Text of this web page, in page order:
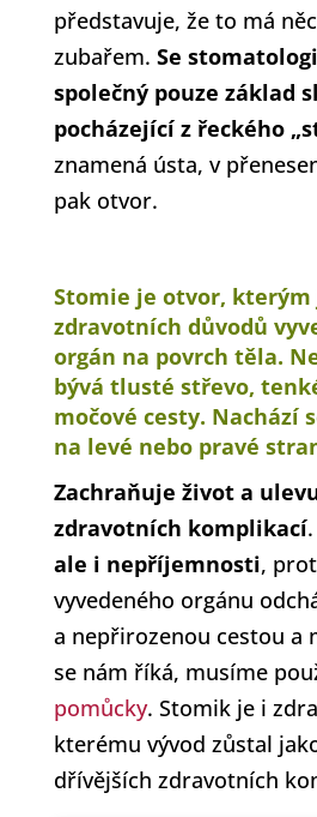
představuje, že to má
zubařem. Se
společný pouze základ
pocházející z řeckého
znamená ústa, v
pak otvor.
Stomie je otvor, kterým
zdravotních důvodů
orgán na povrch těla.
bývá tlusté střevo,
močové cesty. Nachází
na levé nebo pravé
Zachraňuje život a
zdravotních komplikací.
ale i nepříjemnosti,
vyvedeného orgánu
a nepřirozenou cestou a
se nám říká, musíme
pomůcky. Stomik je i
kterému vývod zůstal
dřívějších zdravotních